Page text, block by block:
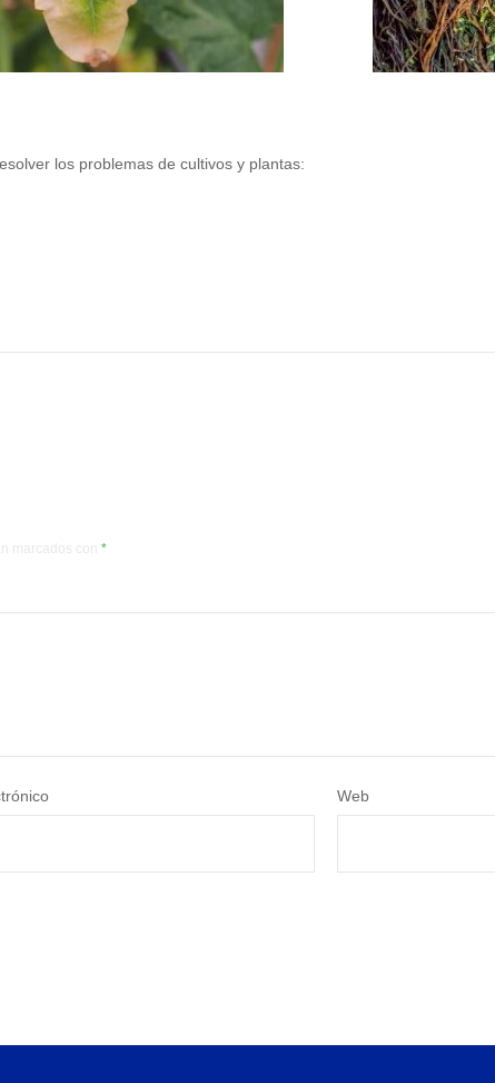
los problemas de cultivos y plantas:
marcados con *
Web